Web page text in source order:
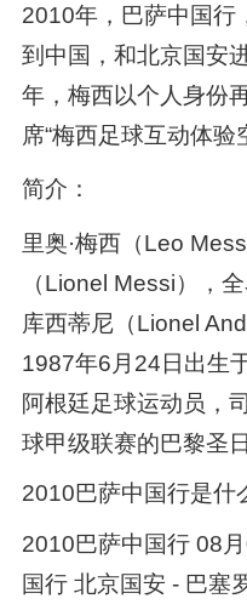
2010年，巴萨中国行
到中国，和北京国安
年，梅西以个人身份
席“梅西足球互动体验
简介：
里奥·梅西（Leo
（Lionel Messi），
库西蒂尼（Lionel
1987年6月24日出生
阿根廷足球运动员，
球甲级联赛的巴黎圣
2010巴萨中国行是什
2010巴萨中国行 08
国行 北京国安 - 巴塞